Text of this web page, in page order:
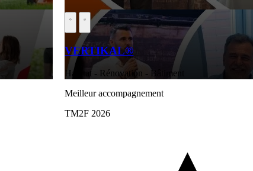
VERTIKAL®
Habitat - Rénovation - Bâtiment
Meilleur accompagnement
TM2F 2026